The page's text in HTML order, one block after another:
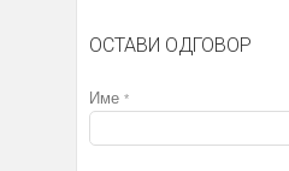
ОСТАВИ ОДГОВОР
Име *